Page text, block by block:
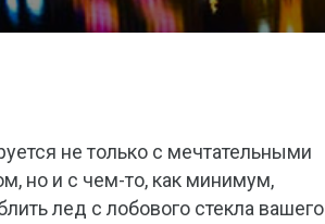
не только с мечтательными
но и с чем-то, как минимум,
лед с лобового стекла вашего